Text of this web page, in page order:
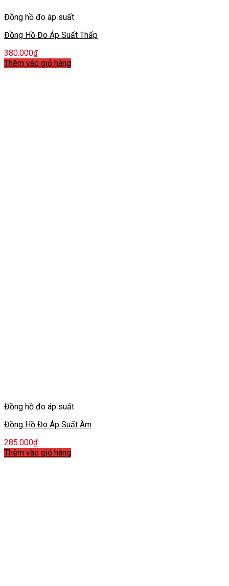
Đồng hồ đo áp suất
Đồng Hồ Đo Áp Suất Thấp
380.000₫
Thêm vào giỏ hàng
Đồng hồ đo áp suất
Đồng Hồ Đo Áp Suất Âm
285.000₫
Thêm vào giỏ hàng